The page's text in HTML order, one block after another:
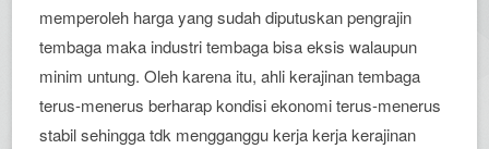
memperoleh harga yang sudah diputuskan pengrajin
tembaga maka industri tembaga bisa eksis walaupun
minim untung. Oleh karena itu, ahli kerajinan tembaga
terus-menerus berharap kondisi ekonomi terus-menerus
stabil sehingga tdk mengganggu kerja kerja kerajinan